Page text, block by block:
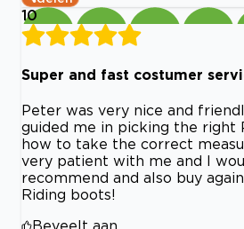
10
Super and fast costumer
Peter was very nice and
guided me in picking the right
how to take the correct
very patient with me and I
recommend and also buy
Riding boots!
Beveelt aan